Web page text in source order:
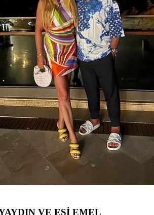
VE EŞİ EMEL